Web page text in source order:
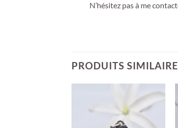
N’hésitez pas à me
PRODUITS